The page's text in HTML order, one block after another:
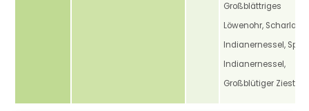
Großblättriges
Löwenohr,
Indianernessel,
Indianernessel,
Großblütiger Ziest